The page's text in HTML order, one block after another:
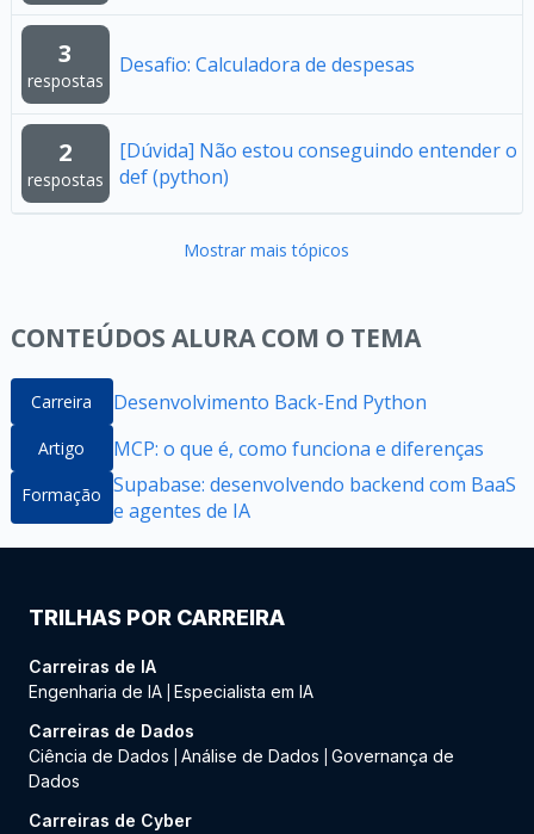
3
respostas
Desafio: Calculadora de despesas
2
respostas
[Dúvida] Não estou conseguindo entender o
def (python)
Mostrar mais tópicos
CONTEÚDOS ALURA COM O TEMA
Carreira Desenvolvimento Back-End Python
Artigo MCP: o que é, como funciona e diferenças
Formação Supabase: desenvolvendo backend com BaaS
e agentes de IA
TRILHAS POR CARREIRA
Carreiras de IA
Engenharia de IA Especialista em IA
Carreiras de Dados
Ciência de Dados
Análise de Dados
Governança de
Dados
Carreiras de Cyber